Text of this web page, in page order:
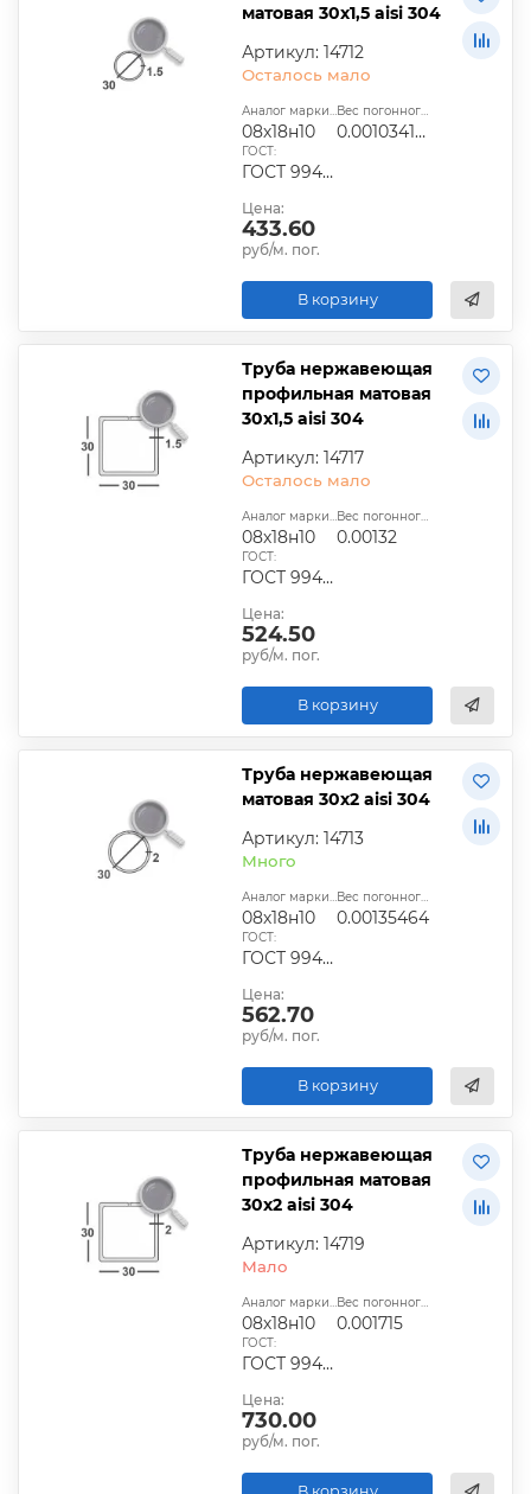
матовая 30х1,5 aisi 304
Артикул: 14712
Осталось мало
Аналог марки стали:
08х18н10
Вес погонного метра, т.:
0.0010341225
ГОСТ:
ГОСТ 9940-81
Цена:
433.60
руб/м. пог.
В корзину
Труба нержавеющая
профильная матовая
30х1,5 aisi 304
Артикул: 14717
Осталось мало
Аналог марки стали:
08х18н10
Вес погонного метра, т.:
0.00132
ГОСТ:
ГОСТ 9940-81
Цена:
524.50
руб/м. пог.
В корзину
Труба нержавеющая
матовая 30х2 aisi 304
Артикул: 14713
Много
Аналог марки стали:
08х18н10
Вес погонного метра, т.:
0.00135464
ГОСТ:
ГОСТ 9940-81
Цена:
562.70
руб/м. пог.
В корзину
Труба нержавеющая
профильная матовая
30х2 aisi 304
Артикул: 14719
Мало
Аналог марки стали:
08х18н10
Вес погонного метра, т.:
0.001715
ГОСТ:
ГОСТ 9940-81
Цена:
730.00
руб/м. пог.